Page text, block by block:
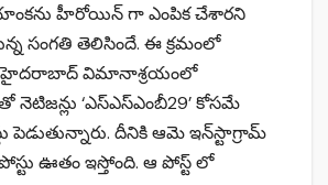
హీరోయిన్ గా ఎంపిక చేశార‌ని
సంగతి తెలిసిందే. ఈ క్ర‌మంలో
హైద‌రాబాద్ విమానాశ్ర‌యంలో
నెటిజ‌న్లు ‘ఎస్ఎస్ఎంబీ29’ కోస‌మే
పెడుతున్నారు. దీనికి ఆమె ఇన్‌స్టాగ్రామ్‌
ఊతం ఇస్తోంది. ఆ పోస్ట్ లో